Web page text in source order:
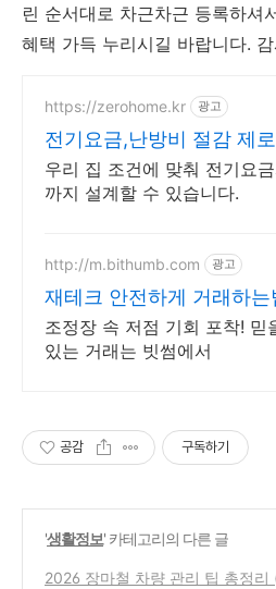
린 순서대로 차근차근 등록하셔
혜택 가득 누리시길 바랍니다.
https://zerohome.kr 광고
전기요금,난방비 절감 제
우리 집 조건에 맞춰 전기요
까지 설계할 수 있습니다.
http://m.bithumb.com 광고
재테크 안전하게 거래하는
신규 가입 시 5만원 혜택
조정장 속 저점 기회 포착! 믿
있는 거래는 빗썸에서
공감 구독하기
'생활정보' 카테고리의 다른 글
2026 장마철 차량 관리 팁 총정리